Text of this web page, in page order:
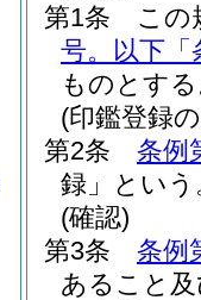
第1条
この
号。以下「
ものとす
(印鑑登録
第2条
条例
録」という
(確認)
第3条
条例
あること